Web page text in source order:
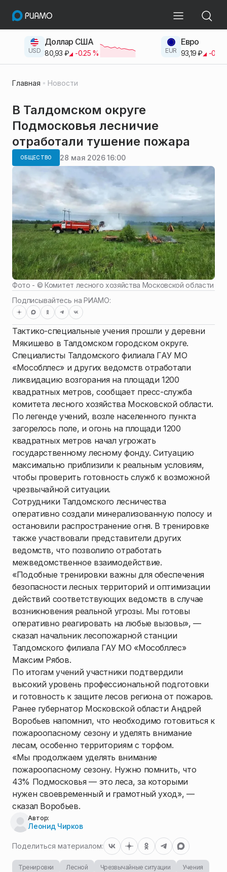
USD
Доллар США
80,93 ₽ -0.25% EUR
Евро
93,19 ₽ -0.42
Главная Новости
В Талдомском округе
Подмосковья лесничие
отработали тушение пожара
ОБЩЕСТВО 28 мая 2026 16:00
Фото - ©Комитет лесного хозяйства Московской области
Подписывайтесь на РИАМО:
Тактико-специальные учения прошли у деревни
Мякишево в Талдомском городском округе.
Специалисты Талдомского филиала ГАУ МО
«Мособллес» и других ведомств отработали
ликвидацию возгорания на площади 1200
квадратных метров, сообщает пресс-служба
комитета лесного хозяйства Московской области.
По легенде учений, возле населенного пункта
загорелось поле, и огонь на площади 1200
квадратных метров начал угрожать
государственному лесному фонду. Ситуацию
максимально приблизили к реальным условиям,
чтобы проверить готовность служб к возможной
чрезвычайной ситуации.
Сотрудники Талдомского лесничества
оперативно создали минерализованную полосу и
остановили распространение огня. В тренировке
также участвовали представители других
ведомств, что позволило отработать
межведомственное взаимодействие.
«Подобные тренировки важны для обеспечения
безопасности лесных территорий и оптимизации
действий соответствующих ведомств в случае
возникновения реальной угрозы. Мы готовы
оперативно реагировать на любые вызовы», —
сказал начальник лесопожарной станции
Талдомского филиала ГАУ МО «Мособллес»
Максим Рябов.
По итогам учений участники подтвердили
высокий уровень профессиональной подготовки
и готовность к защите лесов региона от пожаров.
Ранее губернатор Московской области Андрей
Воробьев напомнил, что необходимо готовиться к
пожароопасному сезону и уделять внимание
лесам, особенно территориям с торфом.
«Мы продолжаем уделять внимание
пожароопасному сезону. Нужно помнить, что
43% Подмосковья — это леса, за которыми
нужен своевременный и грамотный уход», —
сказал Воробьев.
Автор:
Леонид Чирков
Поделиться материалом:
Тренировки Лесной Чрезвычайные ситуации
Учения